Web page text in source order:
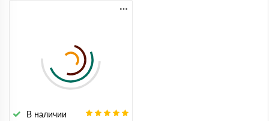
В наличии